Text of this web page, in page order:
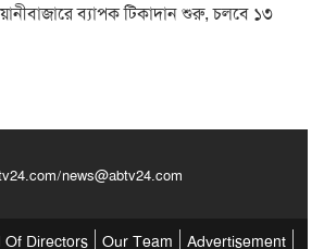
ব্যাপক টিকাদান শুরু, চলবে ১৩
/news@abtv24.com
Of Directors Our Team Advertisement